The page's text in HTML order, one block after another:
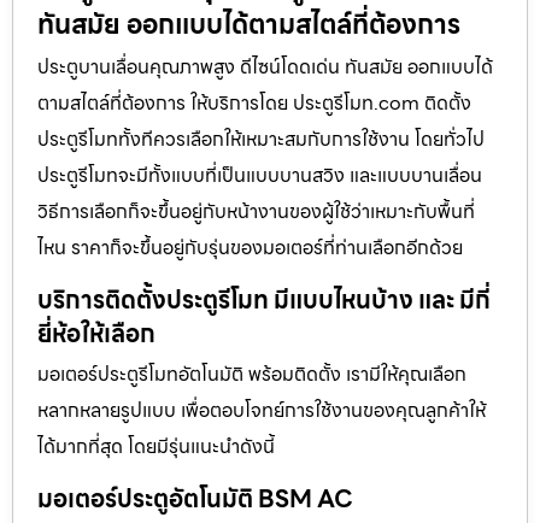
ทันสมัย ออกแบบได้ตามสไตล์ที่ต้องการ
ประตูบานเลื่อนคุณภาพสูง ดีไซน์โดดเด่น ทันสมัย ออกแบบได้
ตามสไตล์ที่ต้องการ ให้บริการโดย ประตูรีโมท.com ติดตั้ง
ประตูรีโมททั้งทีควรเลือกให้เหมาะสมกับการใช้งาน โดยทั่วไป
ประตูรีโมทจะมีทั้งแบบที่เป็นแบบบานสวิง และแบบบานเลื่อน
วิธีการเลือกก็จะขึ้นอยู่กับหน้างานของผู้ใช้ว่าเหมาะกับพื้นที่
ไหน ราคาก็จะขึ้นอยู่กับรุ่นของมอเตอร์ที่ท่านเลือกอีกด้วย
บริการติดตั้งประตูรีโมท มีแบบไหนบ้าง และ มีกี่
ยี่ห้อให้เลือก
มอเตอร์ประตูรีโมทอัตโนมัติ พร้อมติดตั้ง เรามีให้คุณเลือก
หลากหลายรูปแบบ เพื่อตอบโจทย์การใช้งานของคุณลูกค้าให้
ได้มากที่สุด โดยมีรุ่นแนะนำดังนี้
มอเตอร์ประตูอัตโนมัติ BSM AC